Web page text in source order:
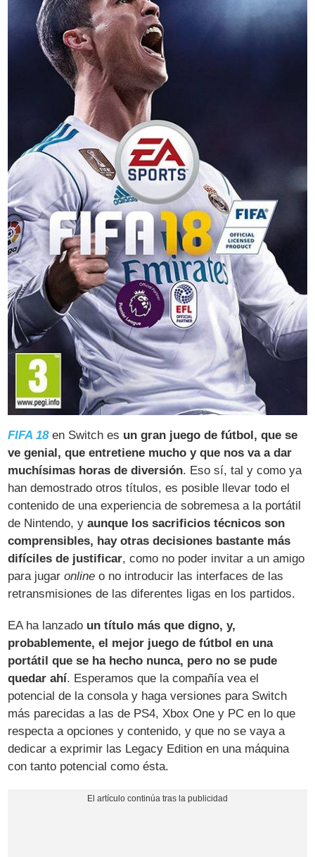
FIFA 18en Switch es un gran juego de fútbol, que se
ve genial, que entretiene mucho y que nos va a dar
muchísimas horas de diversión. Eso sí, tal y como ya
han demostrado otros títulos, es posible llevar todo el
contenido de una experiencia de sobremesa a la portátil
de Nintendo, yaunque los sacrificios técnicos son
comprensibles, hay otras decisiones bastante más
difíciles de justificar, como no poder invitar a un amigo
para jugaronline o no introducir las interfaces de las
retransmisiones de las diferentes ligas en los partidos.
EA ha lanzado un título más que digno, y,
probablemente, el mejor juego de fútbol en una
portátil que se ha hecho nunca, pero no se pude
quedar ahí. Esperamos que la compañía vea el
potencial de la consola y haga versiones para Switch
más parecidas a las de PS4, Xbox One y PC en lo que
respecta a opciones y contenido, y que no se vaya a
dedicar a exprimir las Legacy Edition en una máquina
con tanto potencial como ésta.